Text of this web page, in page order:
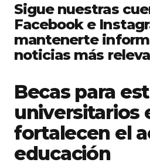
Sigue nuestras
Facebook e
mantenerte
noticias más
Becas para
universitarios
fortalecen el
educación